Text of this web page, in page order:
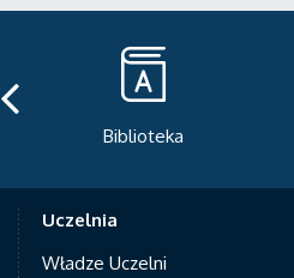
Biblioteka
Uczelnia
Władze Uczelni